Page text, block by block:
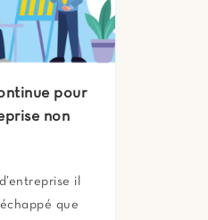
pour
non
il
que